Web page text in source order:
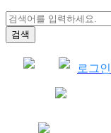
로그인